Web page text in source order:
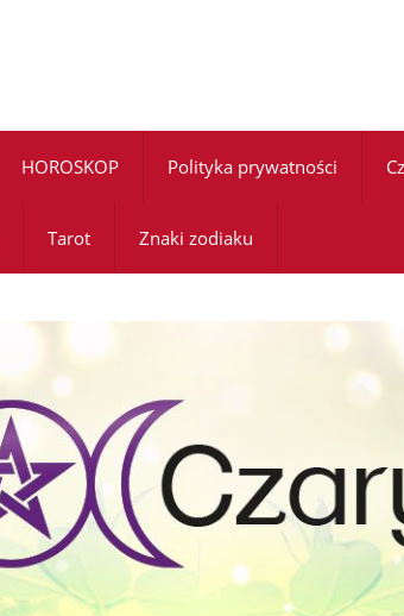
HOROSKOP Polityka prywatności
Tarot Znaki zodiaku